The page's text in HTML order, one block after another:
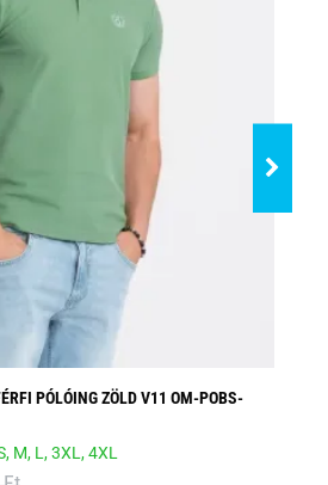
PÓLÓING ZÖLD V11 OM-POBS-
M, L,3XL,4XL